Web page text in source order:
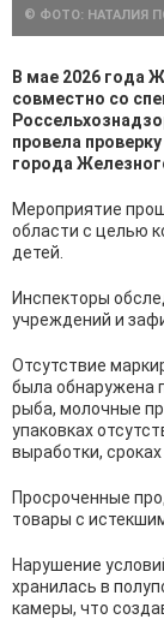
© ФОТО: НАТАЛИЯ
В мае 2026 года
совместно со
провела
города
Мероприятие
области с целью
детей.
Инспекторы
учреждений и
Отсутствие
была обнаружена
рыба, молочные
упаковках
выработки,
Просроченные
товары с
Нарушение
хранилась в
камеры, что